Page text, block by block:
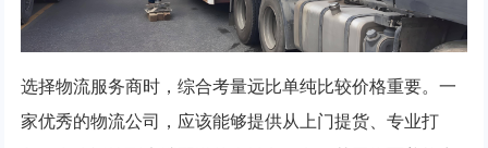
选择物流服务商时，综合考量远比单纯比较价格重要。一
家优秀的物流公司，应该能够提供从上门提货、专业打